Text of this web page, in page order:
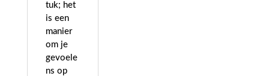
tuk; het
is een
manier
om je
gevoele
ns op